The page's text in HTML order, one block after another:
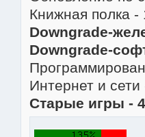
Книжная полка -
Downgrade-
Downgrade-
Интернет и сети
Старые игры - 4